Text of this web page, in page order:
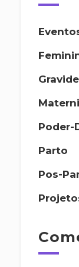
Poder-
Parto
Pos-